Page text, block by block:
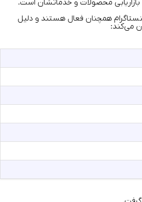
بازاریابی محصولات و خدماتشان است.
همچنان فعال هستند و دلیل
می‌کند: